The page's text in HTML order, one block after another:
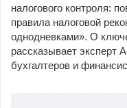
налогового контроля:
правила налоговой
однодневками». О
рассказывает эксперт
бухгалтеров и